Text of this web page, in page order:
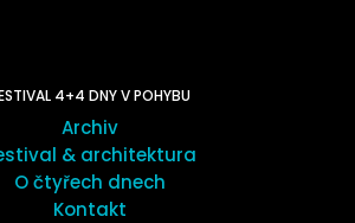
4+4 DNY V POHYBU
Archiv
& architektura
O čtyřech dnech
Kontakt